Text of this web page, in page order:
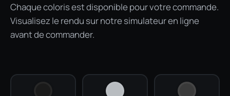
Chaque coloris est disponible pour votre commande.
Visualisez le rendu sur notre simulateur en ligne
avant de commander.